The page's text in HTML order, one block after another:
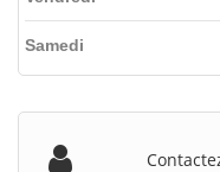
Samedi